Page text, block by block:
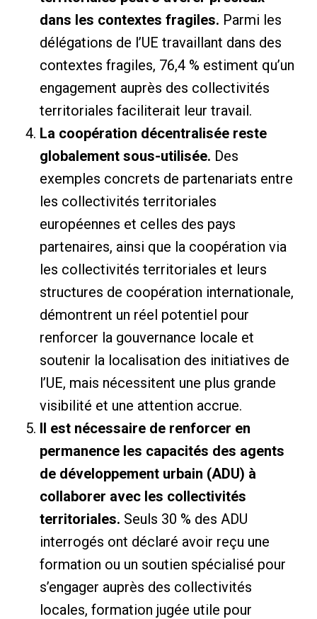
dans les contextes fragiles. Parmi les
délégations de l’UE travaillant dans des
contextes fragiles, 76,4 % estiment qu’un
engagement auprès des collectivités
territoriales faciliterait leur travail.
La coopération décentralisée reste
globalement sous-utilisée. Des
exemples concrets de partenariats entre
les collectivités territoriales
européennes et celles des pays
partenaires, ainsi que la coopération via
les collectivités territoriales et leurs
structures de coopération internationale,
démontrent un réel potentiel pour
renforcer la gouvernance locale et
soutenir la localisation des initiatives de
l’UE, mais nécessitent une plus grande
visibilité et une attention accrue.
Il est nécessaire de renforcer en
permanence les capacités des agents
de développement urbain (ADU) à
collaborer avec les collectivités
territoriales. Seuls 30 % des ADU
interrogés ont déclaré avoir reçu une
formation ou un soutien spécialisé pour
s’engager auprès des collectivités
locales, formation jugée utile pour